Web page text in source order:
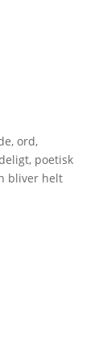
ord,
poetisk
bliver helt